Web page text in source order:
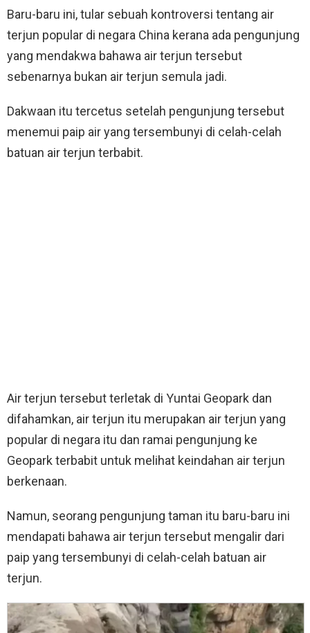
Baru-baru ini, tular sebuah kontroversi tentang air
terjun popular di negara China kerana ada pengunjung
yang mendakwa bahawa air terjun tersebut
sebenarnya bukan air terjun semula jadi.
Dakwaan itu tercetus setelah pengunjung tersebut
menemui paip air yang tersembunyi di celah-celah
batuan air terjun terbabit.
Air terjun tersebut terletak di Yuntai Geopark dan
difahamkan, air terjun itu merupakan air terjun yang
popular di negara itu dan ramai pengunjung ke
Geopark terbabit untuk melihat keindahan air terjun
berkenaan.
Namun, seorang pengunjung taman itu baru-baru ini
mendapati bahawa air terjun tersebut mengalir dari
paip yang tersembunyi di celah-celah batuan air
terjun.